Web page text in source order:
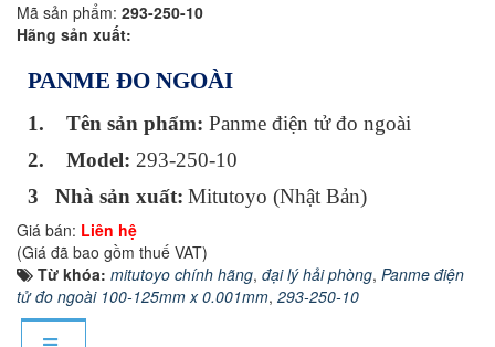
Mã sản phẩm: 293-250-10
Hãng sản xuất:
PANME ĐO NGOÀI
1. Tên sản phẩm: Panme điện tử đo ngoài
2.
Model: 293-250-10
3 Nhà sản xuất: Mitutoyo (Nhật Bản)
Giá bán: Liên hệ
(Giá đã bao gồm thuế VAT)
Từ khóa: mitutoyo chính hãng, đại lý hải phòng, Panme điện
tử đo ngoài 100-125mm x 0.001mm, 293-250-10